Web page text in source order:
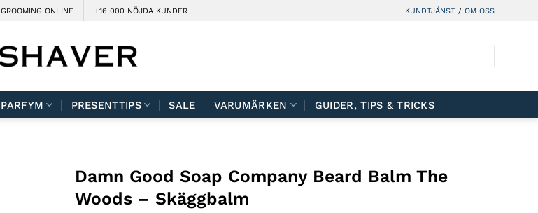
GROOMING ONLINE +16 000 NÖJDA KUNDER KUNDTJÄNST / OM OSS
PARFYM PRESENTTIPS SALE VARUMÄRKEN GUIDER, TIPS & TRICKS
Damn Good Soap Company Beard Balm The
Woods – Skäggbalm